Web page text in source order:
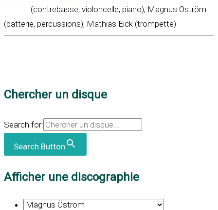
(contrebasse, violoncelle, piano), Magnus Öström
(batterie, percussions), Mathias Eick (trompette)
Chercher un disque
Search for:
Search Button
Afficher une discographie